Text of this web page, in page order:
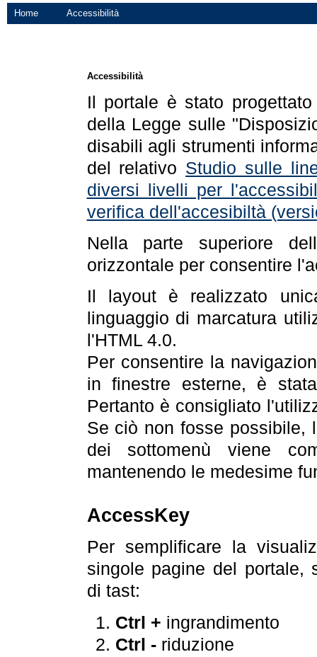
Home Accessibilità
Accessibilità
Il portale è stato
della Legge sulle
disabili agli strumenti
del relativo Studio sulle
diversi livelli per
verifica dell'accesibiltà
Nella parte superiore
orizzontale per consentire
Il layout è realizzato
linguaggio di marcatura
l'HTML 4.0.
Per consentire la
in finestre esterne, è
Pertanto è consigliato
Se ciò non fosse possibile,
dei sottomenù viene
mantenendo le medesime
AccessKey
Per semplificare la
singole pagine del portale,
di tast:
Ctrl + ingrandimento
Ctrl -riduzione